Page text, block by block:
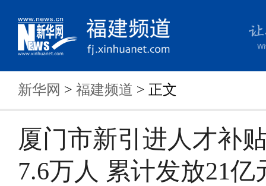
新华网 > 福建频道 > 正文
厦门市新引进人才补
7.6万人 累计发放21亿